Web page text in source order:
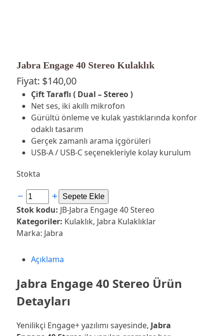
Jabra Engage 40 Stereo Kulaklık
Fiyat: $140,00
Çift Taraflı ( Dual – Stereo )
Net ses, iki akıllı mikrofon
Gürültü önleme ve kulak yastıklarında konfor
odaklı tasarım
Gerçek zamanlı arama içgörüleri
USB‑A / USB‑C seçenekleriyle kolay kurulum
Stokta
Jabra
Engage
40
Stereo
Kulaklık
Sepete Ekle
Stok kodu: JB-Jabra Engage 40 Stereo
Kategoriler: Kulaklık, Jabra Kulaklıklar
Marka: Jabra
Açıklama
Jabra Engage 40 Stereo Ürün
Detayları
Yenilikçi Engage+ yazılımı sayesinde, Jabra